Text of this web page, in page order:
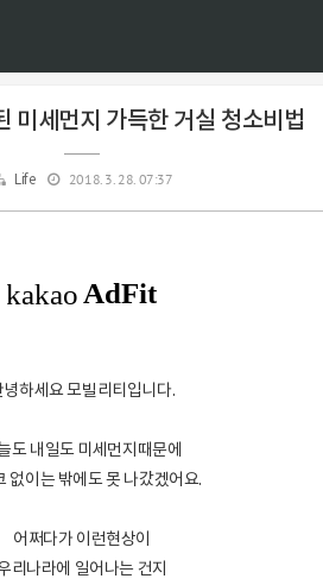
미세먼지 가득한 거실 청소비법
Life 2018. 3. 28. 07:37
녕하세요 모빌리티입니다.
도 내일도 미세먼지때문에
없이는 밖에도 못 나갔겠어요.
어쩌다가 이런현상이
리나라에 일어나는 건지